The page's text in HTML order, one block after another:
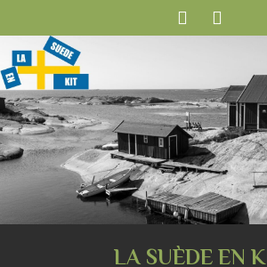
LA SUÈDE EN